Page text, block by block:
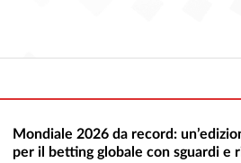
Mondiale 2026 da record:
per il betting globale con sguardi e